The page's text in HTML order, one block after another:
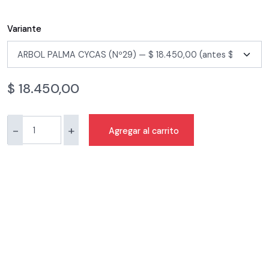
Variante
$ 18.450,00
- + Agregar al carrito